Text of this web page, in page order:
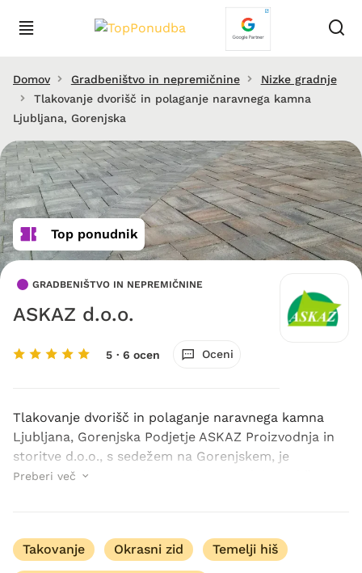
Domov Gradbeništvo in nepremičnine
Nizke gradnje
Tlakovanje dvorišč in polaganje naravnega kamna
Ljubljana, Gorenjska
Top ponudnik
GRADBENIŠTVO IN NEPREMIČNINE
ASKAZ d.o.o.
5 · 6 ocen Oceni
Tlakovanje dvorišč in polaganje naravnega kamna
Ljubljana, Gorenjska Podjetje ASKAZ Proizvodnja in
storitve d.o.o., s sedežem na Gorenjskem, je
specializirano za kvalitetne nizke gradnje,, pri čemer
Preberi več
Takovanje Okrasni zid Temelji hiš